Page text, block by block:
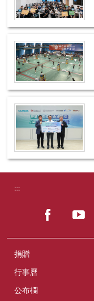
:::
捐贈
行事曆
公布欄